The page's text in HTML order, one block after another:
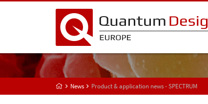
News Product & application news - SPECTRUM